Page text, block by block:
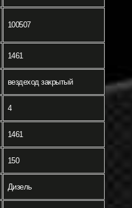
100507
1461
вездеход закрытый
4
1461
150
Дизель